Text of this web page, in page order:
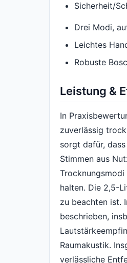
Sicherheit/
Drei Modi,
Leichtes
Robuste
Leistung &
In
zuverlässig
sorgt dafür,
Stimmen aus
halten. Die 2,5-
zu beachten ist.
beschrieben,
Raumakustik.
verlässliche